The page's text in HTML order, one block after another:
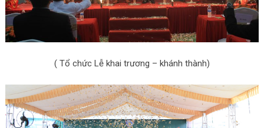
( Tổ chức Lễ khai trương – khánh thành)